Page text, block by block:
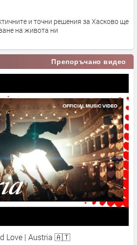
и точни решения за Хасково ще
на живота ни
Препоръчано видео
Love | Austria 🇦🇹